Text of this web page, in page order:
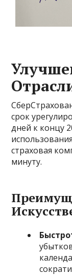
срок
дней к концу
страховая
минуту.